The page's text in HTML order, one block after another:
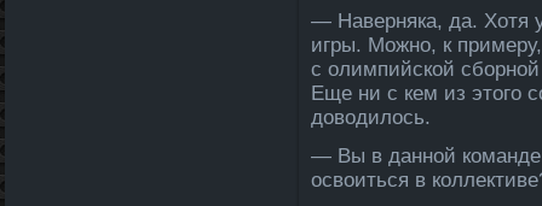
— Наверняка, да­. Хотя
игры. Можно, к
с олимпи­йской
Еще ни с кем из этого
доводилось.
— Вы в да­нной
освоиться в